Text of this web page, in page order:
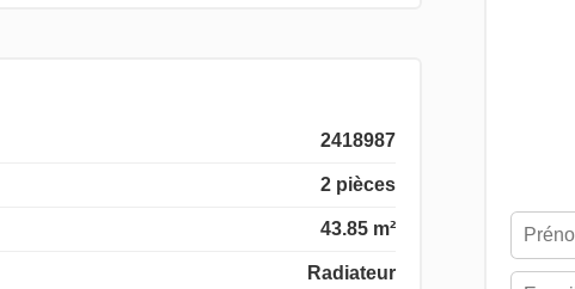
2418987
2 pièces
43.85 m²
Radiateur